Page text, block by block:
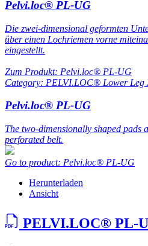
Pelvi.loc® PL-UG
Die zwei-dimensional geformten
über einen Lochriemen vorne
eingestellt.
Zum Produkt: Pelvi.loc® PL-UG
Category: PELVI.LOC® Lower Leg
Pelvi.loc® PL-UG
The two-dimensionally shaped pads
perforated belt.
Go to product: Pelvi.loc® PL-UG
Herunterladen
Ansicht
PELVI.LOC® PL-